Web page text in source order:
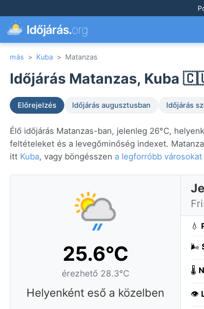
Időjárás.org
más > Kuba > Matanzas
Időjárás Matanzas, Kuba
Előrejelzés Időjárás augusztusban Időjárás
Élő időjárás Matanzas-ban, jelenleg 26°C,
feltételeket és a levegőminőség indexet.
itt Kuba, vagy böngésszen a legforróbb
25.6°C
érezhető 28.3°C
Helyenként eső a közelben
💧
🌬️
🌡️
👁️